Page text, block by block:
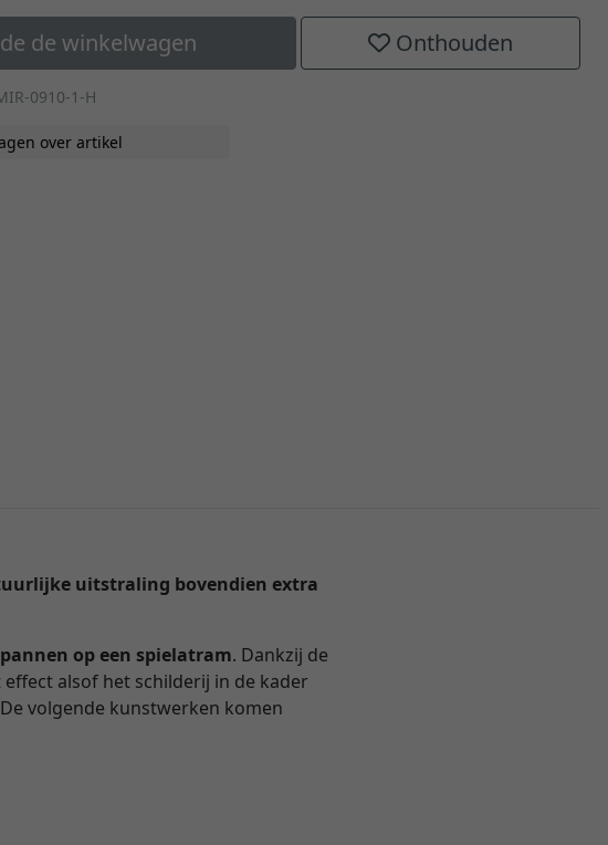
de winkelwagen Onthouden
0910-1-H
over artikel
uitstraling bovendien extra
op een spielatram. Dankzij de
alsof het schilderij in de kader
volgende kunstwerken komen